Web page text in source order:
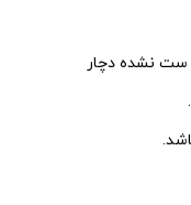
ست نشده دچار